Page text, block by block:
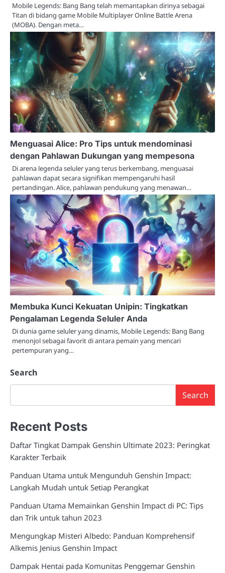
Mobile Legends: Bang Bang telah memantapkan dirinya sebagai
Titan di bidang game Mobile Multiplayer Online Battle Arena
(MOBA). Dengan meta…
Menguasai Alice: Pro Tips untuk mendominasi
dengan Pahlawan Dukungan yang mempesona
Di arena legenda seluler yang terus berkembang, menguasai
pahlawan dapat secara signifikan mempengaruhi hasil
pertandingan. Alice, pahlawan pendukung yang menawan…
Membuka Kunci Kekuatan Unipin: Tingkatkan
Pengalaman Legenda Seluler Anda
Di dunia game seluler yang dinamis, Mobile Legends: Bang Bang
menonjol sebagai favorit di antara pemain yang mencari
pertempuran yang…
Search
Search
Recent Posts
Daftar Tingkat Dampak Genshin Ultimate 2023: Peringkat
Karakter Terbaik
Panduan Utama untuk Mengunduh Genshin Impact:
Langkah Mudah untuk Setiap Perangkat
Panduan Utama Memainkan Genshin Impact di PC: Tips
dan Trik untuk tahun 2023
Mengungkap Misteri Albedo: Panduan Komprehensif
Alkemis Jenius Genshin Impact
Dampak Hentai pada Komunitas Penggemar Genshin